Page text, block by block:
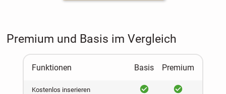
Premium und Basis im Vergleich
Funktionen Basis Premium
Kostenlos inserieren ja ja